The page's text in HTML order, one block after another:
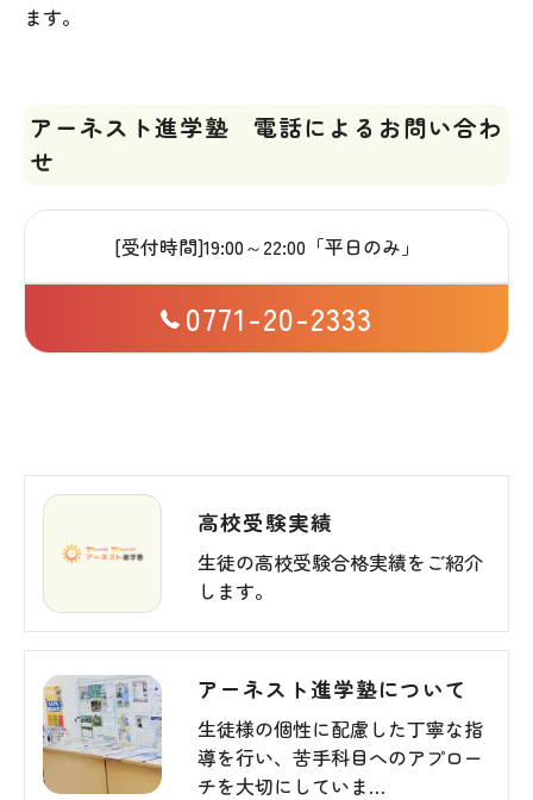
ます。
アーネスト進学塾 電話によるお問い合わ
せ
[受付時間]19:00～22:00「平日のみ」
0771-20-2333
高校受験実績
生徒の高校受験合格実績をご紹介
します。
アーネスト進学塾について
生徒様の個性に配慮した丁寧な指
導を行い、苦手科目へのアプロー
チを大切にしていま…